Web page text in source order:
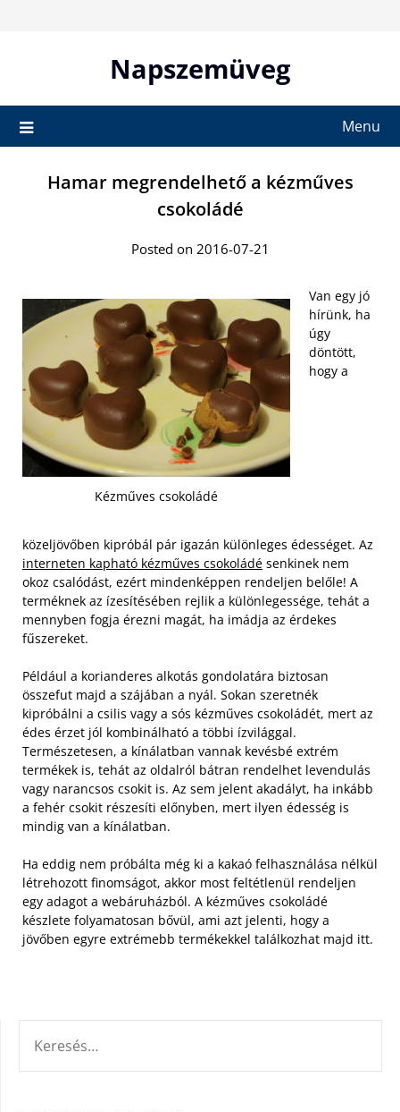
Napszemüveg
Menu
Hamar megrendelhető a kézműves
csokoládé
Posted on 2016-07-21
Kézműves csokoládé
Van egy jó
hírünk, ha
úgy
döntött,
hogy a
közeljövőben kipróbál pár igazán különleges édességet. Az
interneten kapható kézműves csokoládé senkinek nem
okoz csalódást, ezért mindenképpen rendeljen belőle! A
terméknek az ízesítésében rejlik a különlegessége, tehát a
mennyben fogja érezni magát, ha imádja az érdekes
fűszereket.
Például a korianderes alkotás gondolatára biztosan
összefut majd a szájában a nyál. Sokan szeretnék
kipróbálni a csilis vagy a sós kézműves csokoládét, mert az
édes érzet jól kombinálható a többi ízvilággal.
Természetesen, a kínálatban vannak kevésbé extrém
termékek is, tehát az oldalról bátran rendelhet levendulás
vagy narancsos csokit is. Az sem jelent akadályt, ha inkább
a fehér csokit részesíti előnyben, mert ilyen édesség is
mindig van a kínálatban.
Ha eddig nem próbálta még ki a kakaó felhasználása nélkül
létrehozott finomságot, akkor most feltétlenül rendeljen
egy adagot a webáruházból. A kézműves csokoládé
készlete folyamatosan bővül, ami azt jelenti, hogy a
jövőben egyre extrémebb termékekkel találkozhat majd itt.